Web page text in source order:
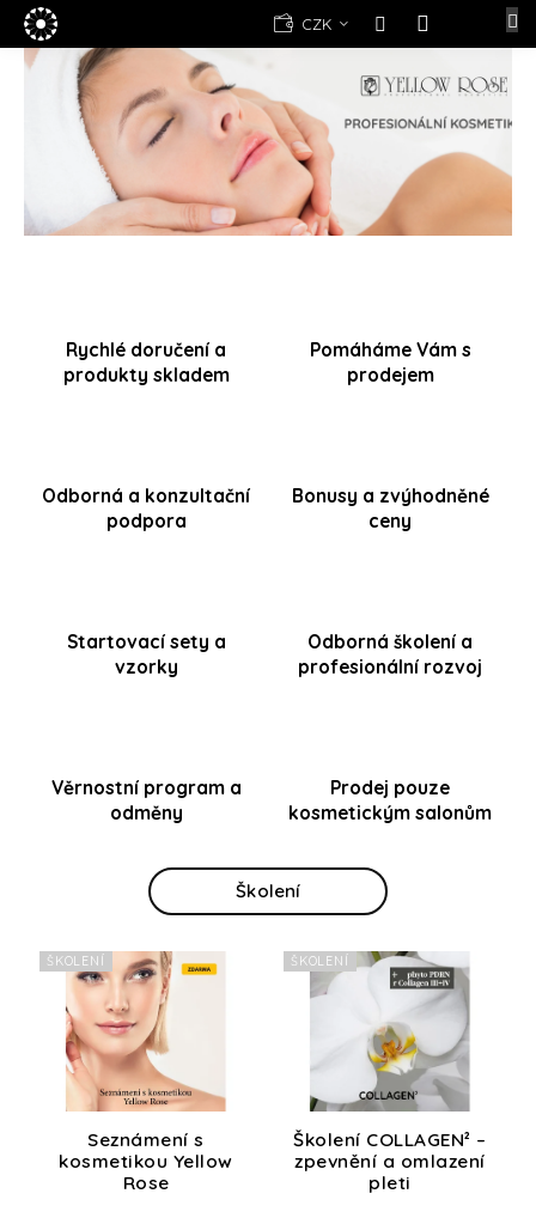
Přejít
obsah
CZK
NÁKUPNÍ
KOŠÍK
E-
shop
Kosmetika
Alexandria
Professional
produkty
V
j
t
Předchozí
Rychlé doručení a
produkty skladem
Pomáháme Vám s
prodejem
Odborná a konzultační
podpora
Bonusy a zvýhodněné
ceny
Startovací sety a
vzorky
Odborná školení a
profesionální rozvoj
Věrnostní program a
odměny
Prodej pouze
kosmetickým salonům
Školení
ŠKOLENÍ
Seznámení s
kosmetikou Yellow
Rose
ŠKOLENÍ
Školení COLLAGEN² –
zpevnění a omlazení
pleti